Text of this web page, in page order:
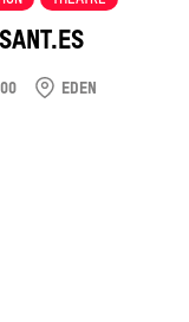
EDEN